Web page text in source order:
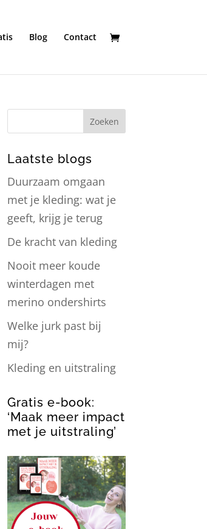
Blog Contact
Laatste blogs
Duurzaam omgaan
met je kleding: wat je
geeft, krijg je terug
De kracht van kleding
Nooit meer koude
winterdagen met
merino ondershirts
Welke jurk past bij
mij?
Kleding en uitstraling
Gratis e-book:
‘Maak meer impact
met je uitstraling’